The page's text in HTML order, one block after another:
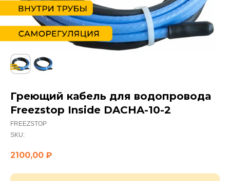
Греющий кабель для водопровода
Freezstop Inside DACHA-10-2
FREEZSTOP
SKU:
2100,00 ₽